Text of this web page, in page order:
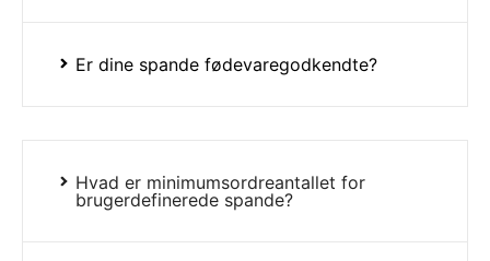
Er dine spande fødevaregodkendte?
Hvad er minimumsordreantallet for
brugerdefinerede spande?